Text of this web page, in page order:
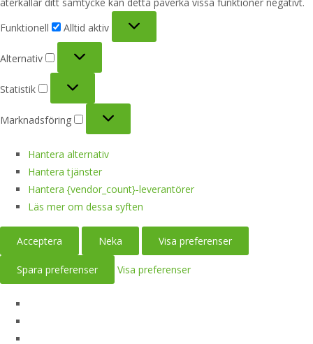
Funktionell
Alltid aktiv
Alternativ
Statistik
Marknadsföring
Hantera alternativ
Hantera tjänster
Hantera {vendor_count}-leverantörer
Läs mer om dessa syften
Acceptera Neka Visa preferenser
Spara preferenser Visa preferenser